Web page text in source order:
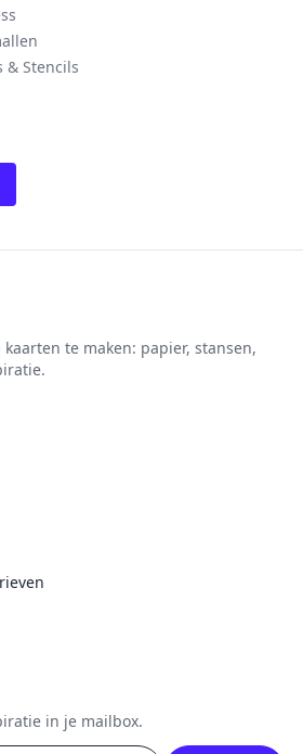
& Stencils
te maken: papier, stansen,
in je mailbox.